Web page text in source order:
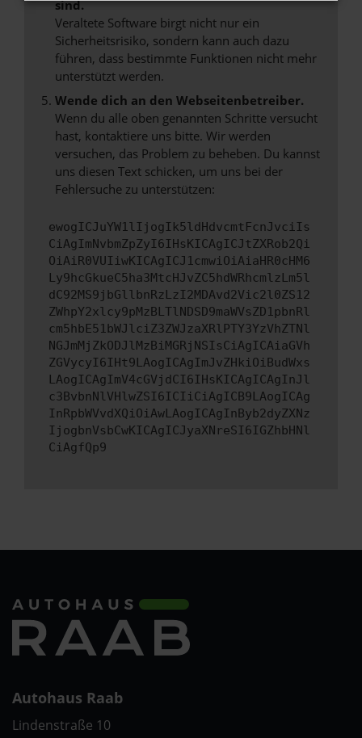
sind.
Veraltete Software birgt nicht nur ein
Sicherheitsrisiko, sondern kann auch dazu
führen, dass bestimmte Funktionen nicht mehr
unterstützt werden.
Wende dich an den Webseitenbetreiber.
Wenn du alle oben genannten Schritte versucht
hast, kontaktiere uns bitte. Wir werden
versuchen, das Problem zu beheben. Du kannst
uns diesen Text schicken, um uns bei der
Fehlersuche zu unterstützen:
ewogICJuYW1lIjogIk5ldHdvcmtFcnJvciIs
CiAgImNvbmZpZyI6IHsKICAgICJtZXRob2Qi
OiAiR0VUIiwKICAgICJ1cmwiOiAiaHR0cHM6
Ly9hcGkueC5ha3MtcHJvZC5hdWRhcmlzLm5l
dC92MS9jbGllbnRzLzI2MDAvd2Vic2l0ZS12
ZWhpY2xlcy9pMzBLTlNDSD9maWVsZD1pbnRl
cm5hbE51bWJlciZ3ZWJzaXRlPTY3YzVhZTNl
NGJmMjZkODJlMzBiMGRjNSIsCiAgICAiaGVh
ZGVycyI6IHt9LAogICAgImJvZHkiOiBudWxs
LAogICAgImV4cGVjdCI6IHsKICAgICAgInJl
c3BvbnNlVHlwZSI6ICIiCiAgICB9LAogICAg
InRpbWVvdXQiOiAwLAogICAgInByb2dyZXNz
IjogbnVsbCwKICAgICJyaXNreSI6IGZhbHNl
CiAgfQp9
Autohaus Raab
Lindenstraße 10